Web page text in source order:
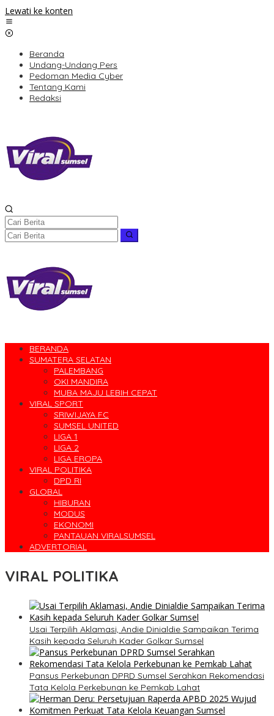
Lewati ke konten
Beranda
Undang-Undang Pers
Pedoman Media Cyber
Tentang Kami
Redaksi
BERANDA
SUMATERA SELATAN
PALEMBANG
OKI MANDIRA
MUBA MAJU LEBIH CEPAT
VIRAL SPORT
SRIWIJAYA FC
SUMSEL UNITED
LIGA 1
LIGA 2
LIGA EROPA
VIRAL POLITIKA
DPD RI
GLOBAL
HIBURAN
MODUS
EKONOMI
PANTAUAN VIRALSUMSEL
ADVERTORIAL
VIRAL POLITIKA
Usai Terpilih Aklamasi, Andie Dinialdie Sampaikan Terima
Kasih kepada Seluruh Kader Golkar Sumsel
Pansus Perkebunan DPRD Sumsel Serahkan Rekomendasi
Tata Kelola Perkebunan ke Pemkab Lahat